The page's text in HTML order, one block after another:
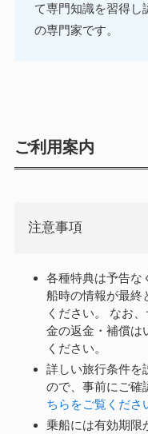
て専門知識を習得し
の専門家です。
ご利用案内
注意事項
各種特典は予告な
船時の情報が最終
ください。 なお
金の返金・補償は
ください。
詳しい旅行条件を
ので、事前にご確
ちらをご覧くださ
乗船には有効期限